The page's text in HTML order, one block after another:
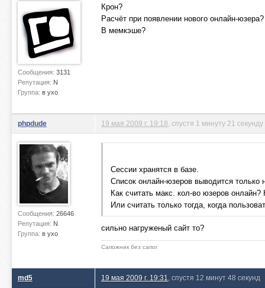
Сообщения: 3131
Репутация: N
Группа: в ухо
Крон?
Расчёт при появлении нового онлайн-юзера?
В мемкэше?
phpdude
Сообщения: 26646
Репутация: N
Группа: в ухо
19 мая 2009 г. 19:18 , спустя 1 минуту 21 секунду
Сессии хранятся в базе.
Список онлайн-юзеров выводится только
Как считать макс. кол-во юзеров
Или считать только тогда, когда
сильно нагруженый сайт то?
Сапожник без сапог
md5 19 мая 2009 г. 19:31 , спустя 12 минут 48 секунд